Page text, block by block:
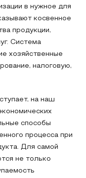
в нужное для
косвенное
продукции,
Система
хозяйственные
налоговую,
на наш
способы
процесса при
Для самой
не только